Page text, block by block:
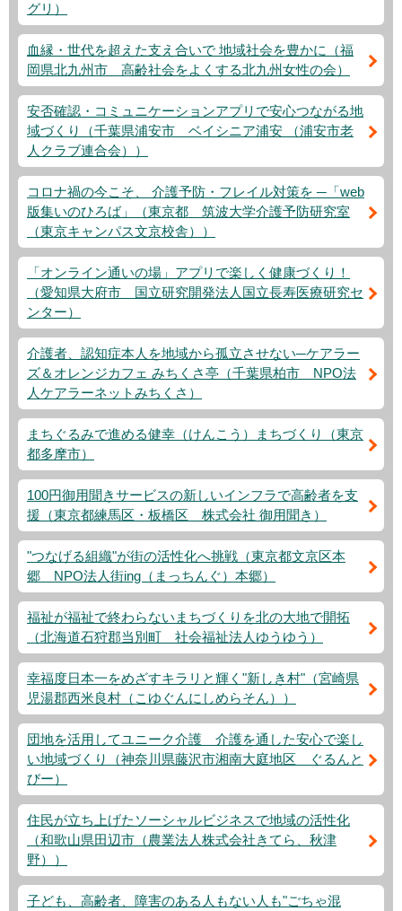
グリ）
血縁・世代を超えた支え合いで 地域社会を豊かに（福
岡県北九州市 高齢社会をよくする北九州女性の会）
安否確認・コミュニケーションアプリで安心つながる地
域づくり（千葉県浦安市 ベイシニア浦安 （浦安市老
人クラブ連合会））
コロナ禍の今こそ、 介護予防・フレイル対策を ─「web
版集いのひろば」（東京都 筑波大学介護予防研究室
（東京キャンパス文京校舎））
「オンライン通いの場」アプリで楽しく健康づくり！
（愛知県大府市 国立研究開発法人国立長寿医療研究セ
ンター）
介護者、認知症本人を地域から孤立させない─ケアラー
ズ＆オレンジカフェ みちくさ亭（千葉県柏市 NPO法
人ケアラーネットみちくさ）
まちぐるみで進める健幸（けんこう）まちづくり（東京
都多摩市）
100円御用聞きサービスの新しいインフラで高齢者を支
援（東京都練馬区・板橋区 株式会社 御用聞き）
"つなげる組織"が街の活性化へ挑戦（東京都文京区本
郷 NPO法人街ing（まっちんぐ）本郷）
福祉が福祉で終わらないまちづくりを北の大地で開拓
（北海道石狩郡当別町 社会福祉法人ゆうゆう）
幸福度日本一をめざすキラリと輝く"新しき村"（宮崎県
児湯郡西米良村（こゆぐんにしめらそん））
団地を活用してユニーク介護 介護を通した安心で楽し
い地域づくり（神奈川県藤沢市湘南大庭地区 ぐるんと
びー）
住民が立ち上げたソーシャルビジネスで地域の活性化
（和歌山県田辺市（農業法人株式会社きてら、秋津
野））
子ども、高齢者、障害のある人もない人も"ごちゃ混